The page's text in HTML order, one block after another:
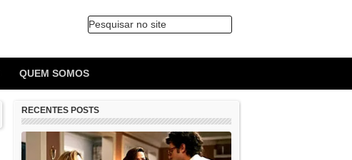
Pesquisar no site
QUEM SOMOS
RECENTES POSTS